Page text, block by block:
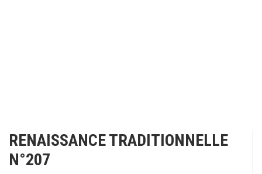
RENAISSANCE TRADITIONNELLE
N°207